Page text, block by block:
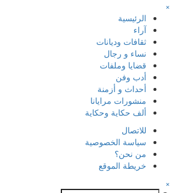
×
الرئيسية
آراء
ثقافات وديانات
نساء و رجال
قضايا وملفات
أدب وفن
أحداث و أزمنة
منشورات مرايانا
ألف حكاية وحكاية
للاتصال
سياسة الخصوصية
من نحن؟
خريطة الموقع
×